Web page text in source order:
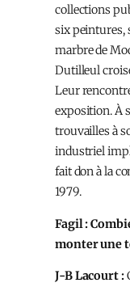
collections
six peintures,
marbre de
Dutilleul
Leur
exposition. À
trouvailles à
industriel
fait don à la
1979.
Fagil :
monter une
J-B Lacourt :